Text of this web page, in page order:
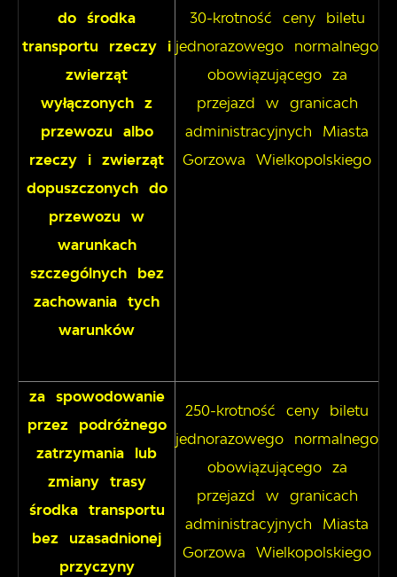
do środka
transportu rzeczy i
zwierząt
wyłączonych z
przewozu albo
rzeczy i zwierząt
dopuszczonych do
przewozu w
warunkach
szczególnych bez
zachowania tych
warunków
30-krotność ceny biletu
jednorazowego normalnego
obowiązującego za
przejazd w granicach
administracyjnych Miasta
Gorzowa Wielkopolskiego
za spowodowanie
przez podróżnego
zatrzymania lub
zmiany trasy
środka transportu
bez uzasadnionej
przyczyny
250-krotność ceny biletu
jednorazowego normalnego
obowiązującego za
przejazd w granicach
administracyjnych Miasta
Gorzowa Wielkopolskiego